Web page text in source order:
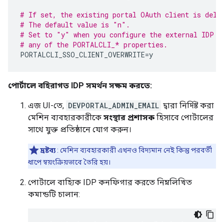
# If set, the existing portal OAuth client is
# The default value is "n".
# Set to "y" when you configure the external IDP
# any of the PORTALCLI_* properties.
PORTALCLI_SSO_CLIENT_OVERWRITE=y
পোর্টালে বহিরাগত IDP সমর্থন সক্ষম করতে:
এজ UI-তে, DEVPORTAL_ADMIN_EMAIL দ্বারা নির্দিষ্ট করা
মেশিন ব্যবহারকারীকে সংস্থার প্রশাসক হিসাবে পোর্টালের
সাথে যুক্ত প্রতিষ্ঠানে যোগ করুন।
দ্রষ্টব্য : মেশিন ব্যবহারকারী এখনও বিদ্যমান নেই কিন্তু পরবর্তী
ধাপে স্বয়ংক্রিয়ভাবে তৈরি হয়।
পোর্টালে বাহ্যিক IDP কনফিগার করতে নিম্নলিখিত
কমান্ডটি চালান: